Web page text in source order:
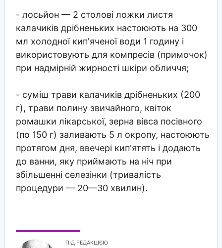
- лосьйон — 2 столові ложки листя
калачиків дрібненьких настоюють на 300
мл холодної кип'яченої води 1 годину і
використовують для компресів (примочок)
при надмірній жирності шкіри обличчя;
- суміш трави калачиків дрібненьких (200
г), трави полину звичайного, квіток
ромашки лікарської, зерна вівса посівного
(по 150 г) заливають 5 л окропу, настоюють
протягом дня, ввечері кип'ятять і додають
до ванни, яку приймають на ніч при
збільшенні селезінки (тривалість
процедури — 20—30 хвилин).
ПІД РЕДАКЦІЄЮ